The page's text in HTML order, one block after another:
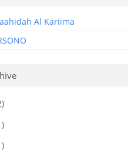
Al Kariima